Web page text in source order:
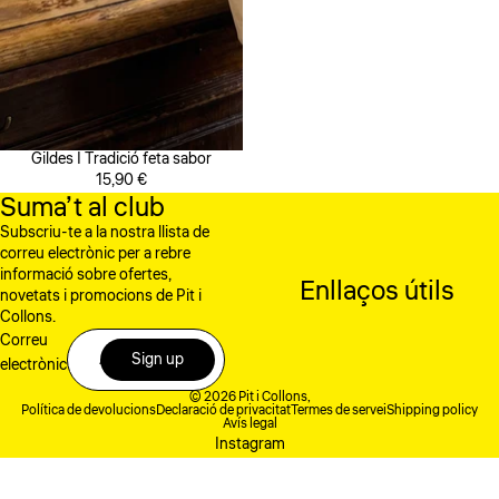
Gildes | Tradició feta sabor
15,90 €
Suma’t al club
Subscriu-te a la nostra llista de
correu electrònic per a rebre
informació sobre ofertes,
novetats i promocions de Pit i
Collons.
Correu
electrònic
Sign up
Enllaços útils
© 2026Pit i Collons,
Política de devolucionsDeclaració de privacitatTermes de serveiShipping policy
Avís legal
Instagram